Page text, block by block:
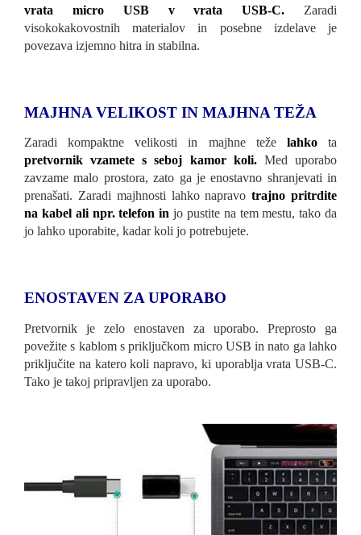
vrata micro USB v vrata USB-C. Zaradi
visokokakovostnih materialov in posebne izdelave je
povezava izjemno hitra in stabilna.
MAJHNA VELIKOST IN MAJHNA TEŽA
Zaradi kompaktne velikosti in majhne teže lahko
ta
pretvornik vzamete s seboj kamor koli.Med uporabo
zavzame malo prostora, zato ga je enostavno shranjevati in
prenašati. Zaradi majhnosti lahko napravotrajno pritrdite
na kabel ali npr. telefon in jo pustite na tem mestu, tako da
jo lahko uporabite, kadar koli jo potrebujete.
ENOSTAVEN ZA UPORABO
Pretvornik je zelo enostaven za uporabo. Preprosto ga
povežite s kablom s priključkom micro USB in nato ga lahko
priključite na katero koli napravo, ki uporablja vrata USB-C.
Tako je takoj pripravljen za uporabo.